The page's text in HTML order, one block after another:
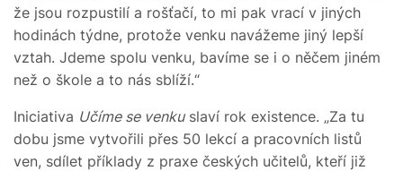
že jsou rozpustilí a rošťačí, to mi pak vrací v jiných
hodinách týdne, protože venku navážeme jiný lepší
vztah. Jdeme spolu venku, bavíme se i o něčem jiném
než o škole a to nás sblíží.“
Iniciativa Učíme se venkuslaví rok existence. „Za tu
dobu jsme vytvořili přes 50 lekcí a pracovních listů
ven, sdílet příklady z praxe českých učitelů, kteří již